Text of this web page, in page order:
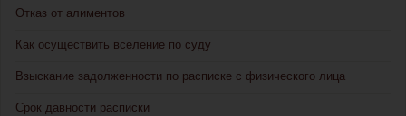
Отказ от алиментов
Как осуществить вселение по суду
Взыскание задолженности по расписке с физического лица
Срок давности расписки